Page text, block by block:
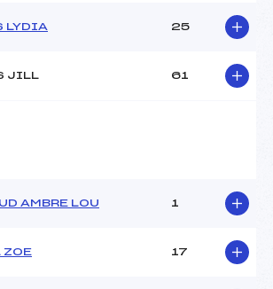
LYDIA 25
JILL 61
AMBRE LOU 1
ZOE 17